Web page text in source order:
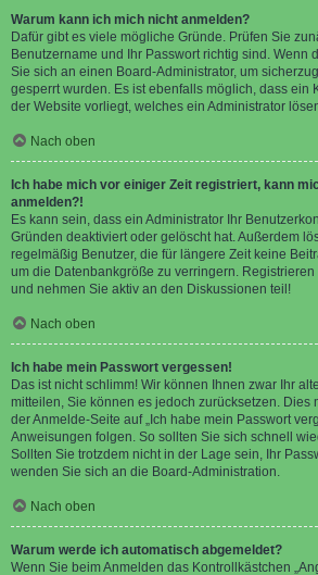
Warum kann ich mich nicht anmelden?
Dafür gibt es viele mögliche Gründe. Prüfen Sie
Benutzername und Ihr Passwort richtig sind. Wenn
Sie sich an einen Board-Administrator, um
gesperrt wurden. Es ist ebenfalls möglich, dass ein
der Website vorliegt, welches ein Administrator
Nach oben
Ich habe mich vor einiger Zeit registriert, kann
anmelden?!
Es kann sein, dass ein Administrator Ihr
Gründen deaktiviert oder gelöscht hat. Außerdem
regelmäßig Benutzer, die für längere Zeit keine
um die Datenbankgröße zu verringern.
und nehmen Sie aktiv an den Diskussionen teil!
Nach oben
Ich habe mein Passwort vergessen!
Das ist nicht schlimm! Wir können Ihnen zwar Ihr
mitteilen, Sie können es jedoch zurücksetzen. Dies
der Anmelde-Seite auf „Ich habe mein Passwort
Anweisungen folgen. So sollten Sie sich schnell
Sollten Sie trotzdem nicht in der Lage sein, Ihr
wenden Sie sich an die Board-Administration.
Nach oben
Warum werde ich automatisch abgemeldet?
Wenn Sie beim Anmelden das Kontrollkästchen